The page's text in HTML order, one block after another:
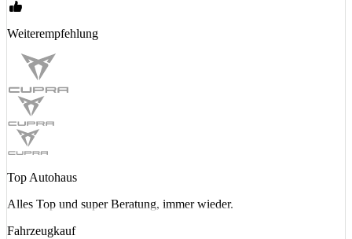
Weiterempfehlung
Top Autohaus
Alles Top und super Beratung, immer wieder.
Fahrzeugkauf